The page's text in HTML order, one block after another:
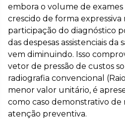
embora o volume de
crescido de forma expressiva
participação do diagnóstico
das despesas assistenciais
vem diminuindo. Isso
vetor de pressão de custos
radiografia convencional
menor valor unitário, é
como caso demonstrativo de
atenção preventiva.